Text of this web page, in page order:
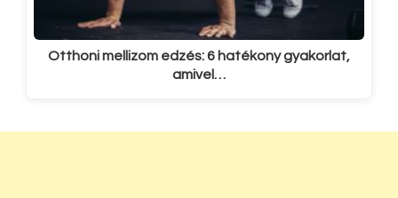
Otthoni mellizom edzés: 6 hatékony gyakorlat,
amivel…